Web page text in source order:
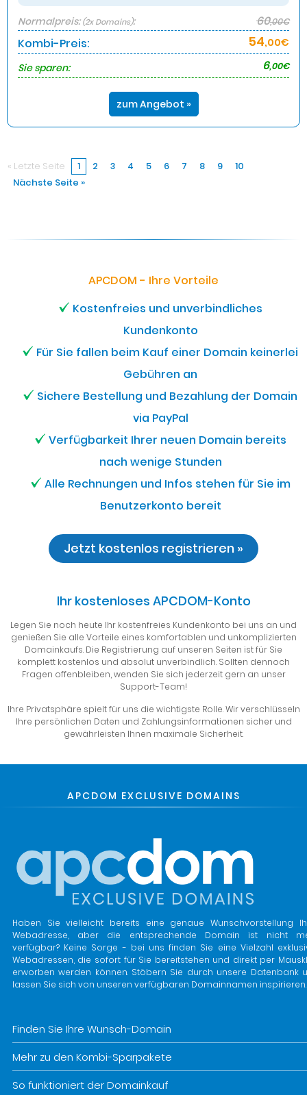
Normalpreis:(2x Domains): 60,00€
Kombi-Preis: 54,00€
Sie sparen:
6,00€
zum Angebot »
« Letzte Seite 1 2 3 4 5 6 7 8 9
10
Nächste Seite »
APCDOM - Ihre Vorteile
Kostenfreies und unverbindliches
Kundenkonto
Für Sie fallen beim Kauf einer Domain keinerlei
Gebühren an
Sichere Bestellung und Bezahlung der Domain
via PayPal
Verfügbarkeit Ihrer neuen Domain bereits
nach wenige Stunden
Alle Rechnungen und Infos stehen für Sie im
Benutzerkonto bereit
Jetzt kostenlos registrieren »
Ihr kostenloses APCDOM-Konto
Legen Sie noch heute Ihr kostenfreies Kundenkonto bei uns an und
genießen Sie alle Vorteile eines komfortablen und unkomplizierten
Domainkaufs. Die Registrierung auf unseren Seiten ist für Sie
komplett kostenlos und absolut unverbindlich. Sollten dennoch
Fragen offenbleiben, wenden Sie sich jederzeit gern an unser
Support-Team!
Ihre Privatsphäre spielt für uns die wichtigste Rolle. Wir verschlüsseln
Ihre persönlichen Daten und Zahlungsinformationen sicher und
gewährleisten Ihnen maximale Sicherheit.
APCDOM EXCLUSIVE DOMAINS
Haben Sie vielleicht bereits eine genaue Wunschvorstellung
Webadresse, aber die entsprechende Domain ist nicht
verfügbar? Keine Sorge - bei uns finden Sie eine Vielzahl
Webadressen, die sofort für Sie bereitstehen und direkt per
erworben werden können. Stöbern Sie durch unsere Datenbank
lassen Sie sich von unseren verfügbaren Domainnamen inspirieren.
Finden Sie Ihre Wunsch-Domain
Mehr zu den Kombi-Sparpakete
So funktioniert der Domainkauf